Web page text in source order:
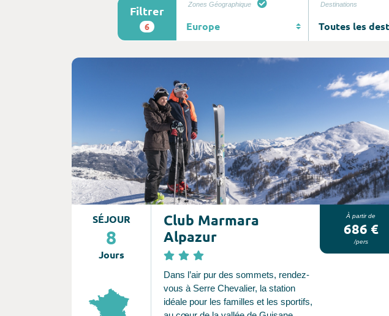
Filtrer
6
Zones Géographique Destinations
SÉJOUR
8
Jours
À partir de
686 €
/pers
Club Marmara
Alpazur
Dans l’air pur des sommets, rendez-
vous à Serre Chevalier, la station
idéale pour les familles et les sportifs,
Consultez l'offre de voyage